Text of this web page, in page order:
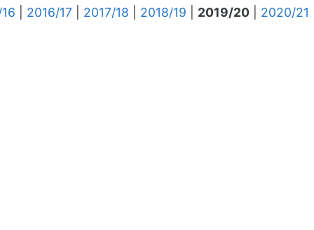
2016/17 2017/18 2018/19 2019/20
2020/21